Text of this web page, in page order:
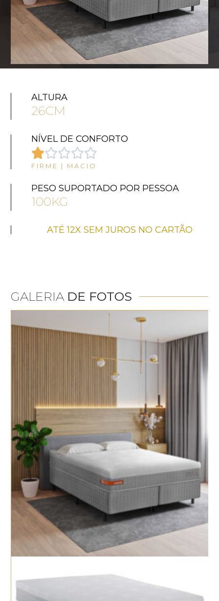
ALTURA
26CM
NÍVEL DE CONFORTO

FIRME | MACIO
PESO SUPORTADO POR PESSOA
100KG
ATÉ 12X SEM JUROS NO CARTÃO
GALERIA DE FOTOS